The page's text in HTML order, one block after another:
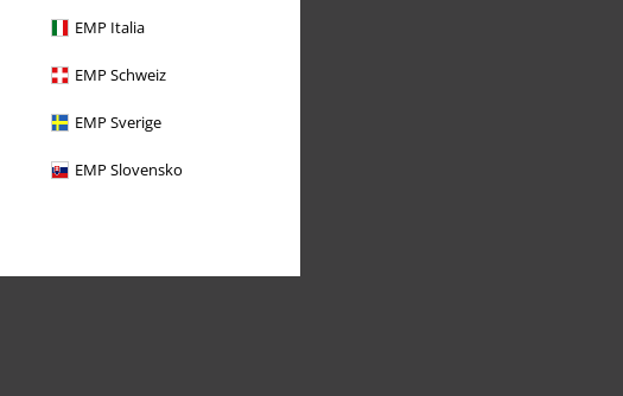
EMP Italia
EMP Schweiz
EMP Sverige
EMP Slovensko